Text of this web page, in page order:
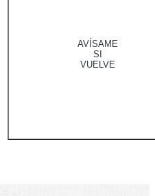
AVÍSAME
SI
VUELVE